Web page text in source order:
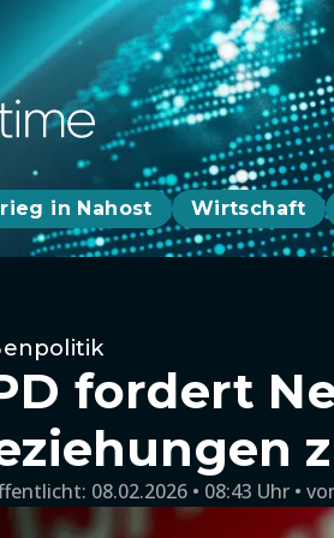
in Nahost Wirtschaft
fordert
08.02.2026 • 08:43 Uhr